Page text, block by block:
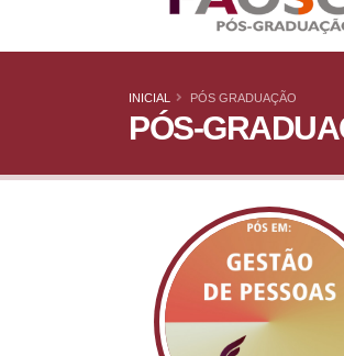
INICIAL PÓS GRADUAÇÃO
PÓS-